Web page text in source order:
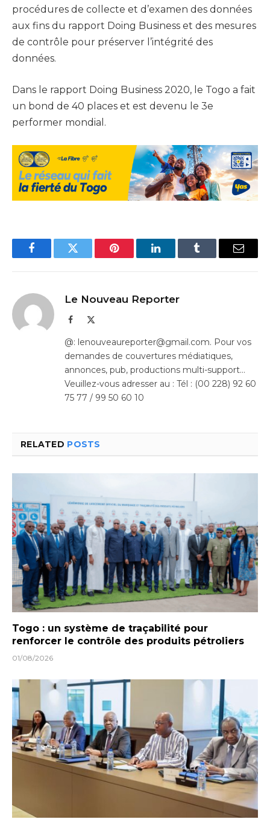
procédures de collecte et d’examen des données
aux fins du rapport Doing Business et des mesures
de contrôle pour préserver l’intégrité des
données.
Dans le rapport Doing Business 2020, le Togo a fait
un bond de 40 places et est devenu le 3e
performer mondial.
FacebookTwitter Pinterest LinkedInTumblr Email
Le Nouveau Reporter
Facebook
@: lenouveaureporter@gmail.com. Pour vos
demandes de couvertures médiatiques,
annonces, pub, productions multi-support…
Veuillez-vous adresser au : Tél : (00 228) 92 60
75 77 / 99 50 60 10
RELATED POSTS
Togo : un système de traçabilité pour
renforcer le contrôle des produits pétroliers
01/08/2026